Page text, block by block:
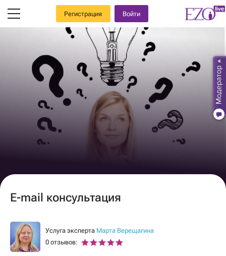
Регистрация Войти
E-mail консультация
Услуга эксперта Марта Верещагина
0 отзывов: